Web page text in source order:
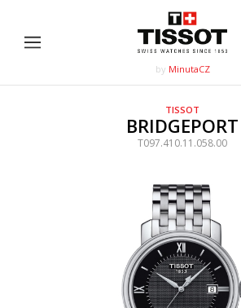
by MinutaCZ
TISSOT
BRIDGEPORT
T097.410.11.058.00